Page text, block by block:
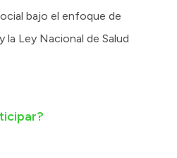
bajo el enfoque de
la Ley Nacional de Salud